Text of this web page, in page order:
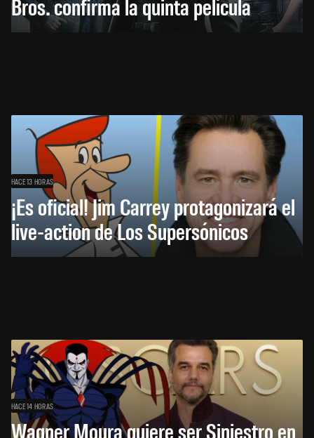
HACE 13 HORAS
¡Es oficial! Jim Carrey protagonizará el
live-action de Los Supersónicos
HACE 14 HORAS
Wagner Moura quiere ser Siniestro en